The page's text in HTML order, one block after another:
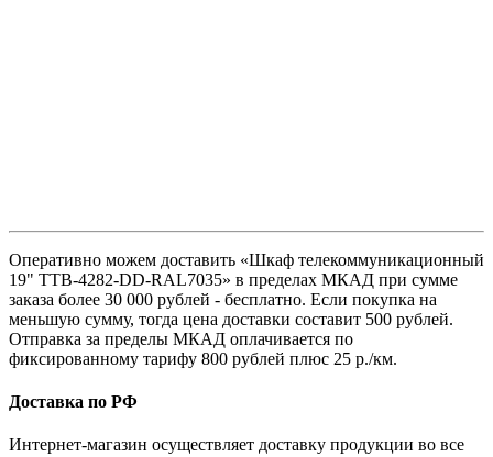
Оперативно можем доставить «Шкаф телекоммуникационный
19" TTB-4282-DD-RAL7035» в пределах МКАД при сумме
заказа более 30 000 рублей - бесплатно. Если покупка на
меньшую сумму, тогда цена доставки составит 500 рублей.
Отправка за пределы МКАД оплачивается по
фиксированному тарифу 800 рублей плюс 25 р./км.
Доставка по РФ
Интернет-магазин осуществляет доставку продукции во все